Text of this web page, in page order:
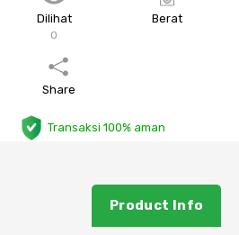
Aksesoris Dapur
Aksesoris Perabot
Produk Pracetak
Semen & Sejenisnya
Lampu & Listrik
Dilihat
0
Berat
Share
Transaksi 100% aman
Product Info